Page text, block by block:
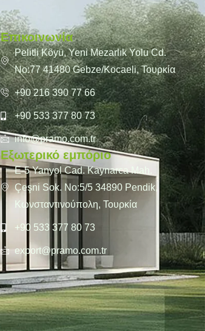
Επικοινωνία
Pelitli Köyü, Yeni Mezarlık Yolu Cd.
No:77 41480 Gebze/Kocaeli, Τουρκία
+90 216 390 77 66
+90 533 377 80 73
info@pramo.com.tr
Εξωτερικό εμπόριο
E-5 Yanyol Cad. Kaynarca Mah.
Çeşni Sok. No:5/5 34890 Pendik,
Κωνσταντινούπολη, Τουρκία
+90 533 377 80 73
export@pramo.com.tr